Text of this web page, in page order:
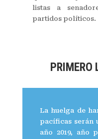
listas a
partidos políticos.
PRIMERO
La huelga de
pacíficas serán
año 2019, año